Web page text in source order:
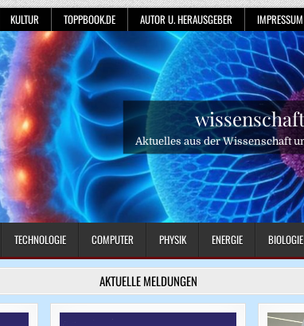
KULTUR TOPPBOOK.DE AUTOR U. HERAUSGEBER
Aktuelles aus der Wissenschaft
TECHNOLOGIE COMPUTER PHYSIK ENERGIE BIOLOGIE
AKTUELLE MELDUNGEN